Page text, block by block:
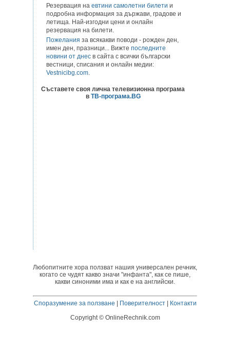
Резервация на евтини самолетни билети и
подробна информация за държави, градове и
летища. Най-изгодни цени и онлайн
резервация на билети.
Пожелания за всякакви поводи - рожден ден,
имен ден, празници... Вижте последните
новини от днес в сайта с всички български
вестници, списания и онлайн медии:
Vestnicibg.com.
Съставете своя лична телевизионна програма
в ТВ-програма.BG
Любопитните хора ползват нашия универсален речник,
когато се чудят какво значи "инфанта", как се пише,
какви синоними има и как е на английски.
Споразумение за ползване | Поверителност| Контакти
Copyright © OnlineRechnik.com